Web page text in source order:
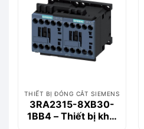
THIẾT BỊ ĐÓNG CẮT SIEMENS
3RA2315-8XB30-
1BB4 – Thiết bị khởi